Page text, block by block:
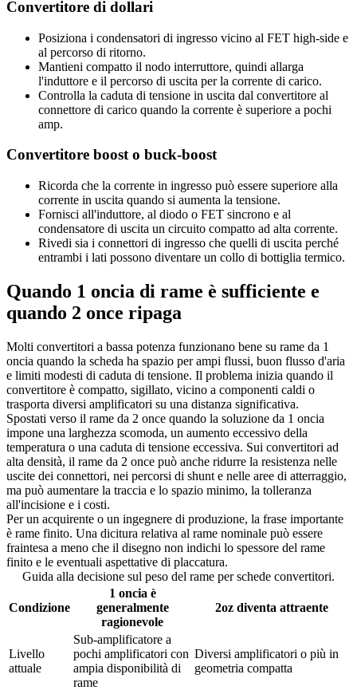
Convertitore di dollari
Posiziona i condensatori di ingresso vicino al FET high-side e
al percorso di ritorno.
Mantieni compatto il nodo interruttore, quindi allarga
l'induttore e il percorso di uscita per la corrente di carico.
Controlla la caduta di tensione in uscita dal convertitore al
connettore di carico quando la corrente è superiore a pochi
amp.
Convertitore boost o buck-boost
Ricorda che la corrente in ingresso può essere superiore alla
corrente in uscita quando si aumenta la tensione.
Fornisci all'induttore, al diodo o FET sincrono e al
condensatore di uscita un circuito compatto ad alta corrente.
Rivedi sia i connettori di ingresso che quelli di uscita perché
entrambi i lati possono diventare un collo di bottiglia termico.
Quando 1 oncia di rame è sufficiente e
quando 2 once ripaga
Molti convertitori a bassa potenza funzionano bene su rame da 1
oncia quando la scheda ha spazio per ampi flussi, buon flusso d'aria
e limiti modesti di caduta di tensione. Il problema inizia quando il
convertitore è compatto, sigillato, vicino a componenti caldi o
trasporta diversi amplificatori su una distanza significativa.
Spostati verso il rame da 2 once quando la soluzione da 1 oncia
impone una larghezza scomoda, un aumento eccessivo della
temperatura o una caduta di tensione eccessiva. Sui convertitori ad
alta densità, il rame da 2 once può anche ridurre la resistenza nelle
uscite dei connettori, nei percorsi di shunt e nelle aree di atterraggio,
ma può aumentare la traccia e lo spazio minimo, la tolleranza
all'incisione e i costi.
Per un acquirente o un ingegnere di produzione, la frase importante
è rame finito. Una dicitura relativa al rame nominale può essere
fraintesa a meno che il disegno non indichi lo spessore del rame
finito e le eventuali aspettative di placcatura.
Guida alla decisione sul peso del rame per schede convertitori.
Condizione
1 oncia è
generalmente
ragionevole
2oz diventa attraente
Livello
attuale
Sub-amplificatore a
pochi amplificatori con
ampia disponibilità di
rame
Diversi amplificatori o più in
geometria compatta